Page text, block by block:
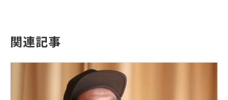
関連記事